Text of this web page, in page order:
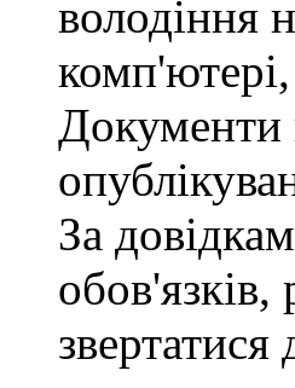
володіння
Документи
За